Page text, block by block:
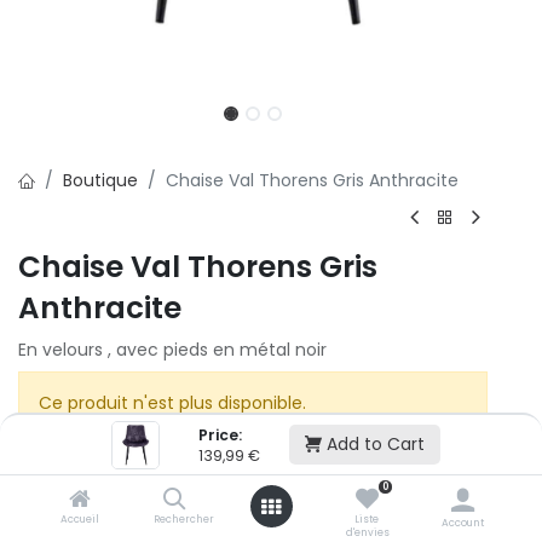
Price:
139,99 € Add to Cart
Accueil Rechercher
0
Liste
d'envies
Account
Boutique Chaise Val Thorens Gris Anthracite
Chaise Val Thorens Gris
Anthracite
En velours , avec pieds en métal noir
Ce produit n'est plus disponible.